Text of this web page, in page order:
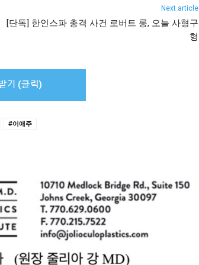
Next article
[단독] 한인스파 총격 사건 로버트 롱, 오늘 사형구
형
#이애주